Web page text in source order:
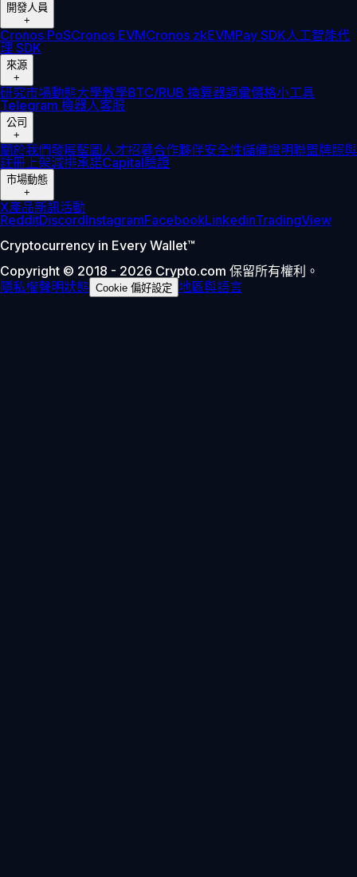
開發人員
+
Cronos PoSCronos EVMCronos zkEVMPay SDK人工智能代
理 SDK
來源
+
研究市場動態大學教學BTC/RUB 換算器詞彙價格小工具
Telegram 機器人客服
公司
+
關於我們發展藍圖人才招募合作夥伴安全性儲備證明聯盟牌照與
註冊 上架減排承諾Capital驗證
市場動態
+
X產品新訊活動
RedditDiscordInstagramFacebookLinkedinTradingView
Cryptocurrency in Every Wallet™
Copyright © 2018 - 2026 Crypto.com 保留所有權利。
隱私權聲明狀態 Cookie 偏好設定 地區與語言